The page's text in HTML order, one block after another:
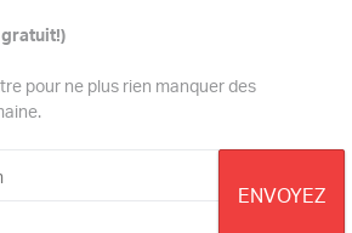
pour ne plus rien manquer des